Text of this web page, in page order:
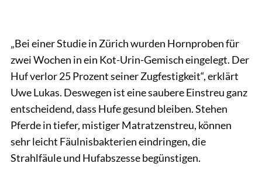
„Bei einer Studie in Zürich wurden Hornproben für
zwei Wochen in ein Kot-Urin-Gemisch eingelegt. Der
Huf verlor 25 Prozent seiner Zugfestigkeit“, erklärt
Uwe Lukas. Deswegen ist eine saubere Einstreu ganz
entscheidend, dass Hufe gesund bleiben. Stehen
Pferde in tiefer, mistiger Matratzenstreu, können
sehr leicht Fäulnisbakterien eindringen, die
Strahlfäule und Hufabszesse begünstigen.